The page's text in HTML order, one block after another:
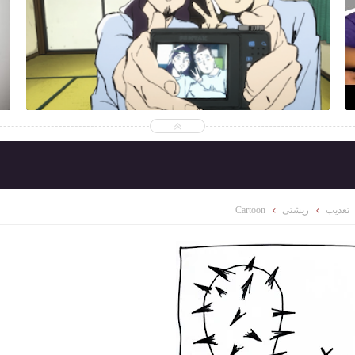
2014-03-10
Gemyhood
شاهد الموضوع
تعذيب ريشتى Cartoon